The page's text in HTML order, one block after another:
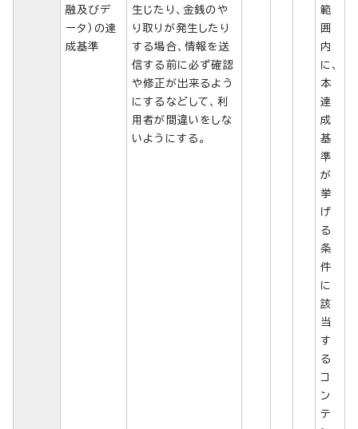
融及びデ
ータ）の達
成基準
生じたり、金銭のや
り取りが発生したり
する場合、情報を送
信する前に必ず確認
や修正が出来るよう
にするなどして、利
用者が間違いをしな
いようにする。
範
囲
内
に、
本
達
成
基
準
が
挙
げ
る
条
件
に
該
当
す
る
コ
ン
テ